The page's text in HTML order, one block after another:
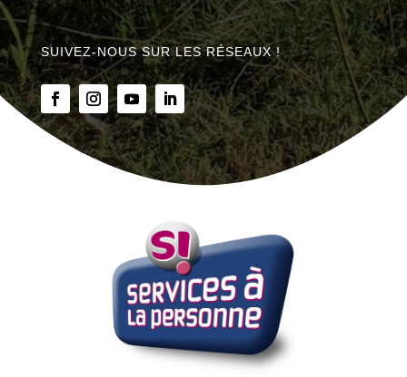
SUIVEZ-NOUS SUR LES RÉSEAUX !